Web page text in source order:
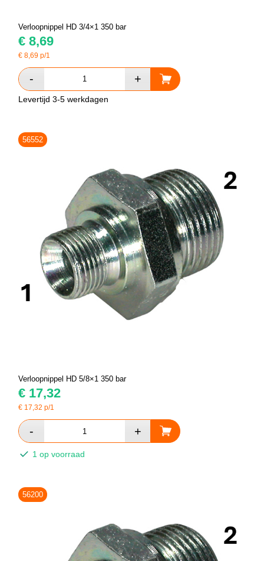
Verloopnippel HD 3/4×1 350 bar
€ 8,69
€8,69 p/1
Levertijd 3-5 werkdagen
56552
Verloopnippel HD 5/8×1 350 bar
€ 17,32
€ 17,32 p/1
1 op voorraad
56200